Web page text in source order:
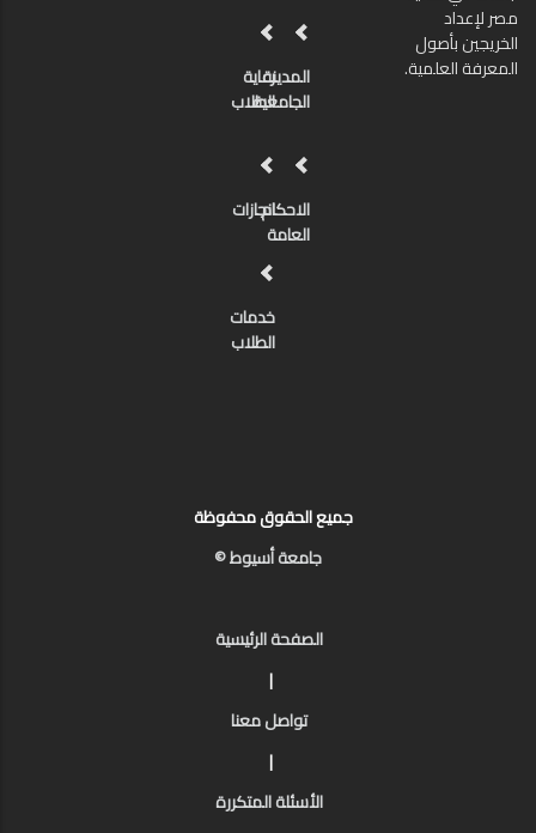
مصر لإعداد
الخريجين بأصول
المعرفة العلمية.
المدينة
الجامعية
رعاية
الطلاب
الاحكام
العامة
انجازات
خدمات
الطلاب
جميع الحقوق محفوظة
جامعة أسيوط ©
الصفحة الرئيسية
|
تواصل معنا
|
الأسئلة المتكررة